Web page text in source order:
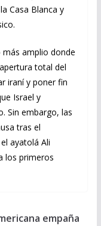
Casa Blanca y
amplio donde
total del
iraní y poner fin
Israel y
Sin embargo, las
tras el
ayatolá Ali
los primeros
empaña